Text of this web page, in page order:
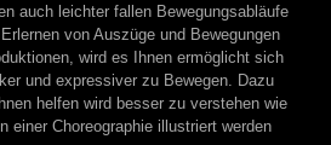
auch leichter fallen Bewegungsabläufe
von Auszüge und Bewegungen
wird es Ihnen ermöglicht sich
und expressiver zu Bewegen. Dazu
helfen wird besser zu verstehen wie
einer Choreographie illustriert werden